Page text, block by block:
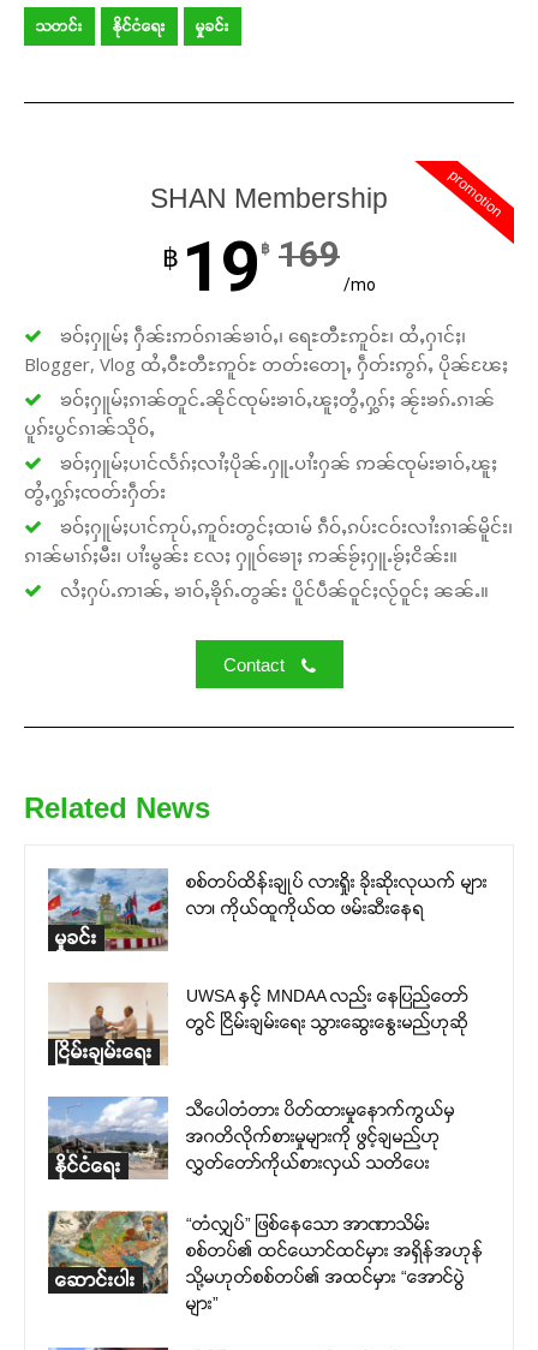
သတင်း နိုင်ငံရေး မှုခင်း
promotion
SHAN Membership
฿ 19 ฿ 169
/mo
ၶဝ်ႈႁူမ်ႈ ႁဵၼ်းဢဝ်ၵၢၼ်ၶၢဝ်ႇ၊ ရေႊတီႊဢူဝ်ႊ၊ ထႆႇႁၢင်ႈ၊
Blogger, Vlog ထႆႇဝီႊတီႊဢူဝ်ႊ တတ်းတေႃႇ ႁဵတ်းဢွၵ်ႇ ပိုၼ်ၽႄႈ
ၶဝ်ႈႁူမ်ႈၵၢၼ်တူင်ႉၼိုင်ၸုမ်းၶၢဝ်ႇၽူႈတွႆႇႁွၵ်ႈ ၼႂ်းၶၵ်ႉၵၢၼ်
ပူၵ်းပွင်ၵၢၼ်သိုဝ်ႇ
ၶဝ်ႈႁူမ်ႈပၢင်လႅၵ်ႈလၢႆႈပိုၼ်ႉႁူႉပၢႆးႁၼ် ဢၼ်ၸုမ်းၶၢဝ်ႇၽူႈ
တွႆႇႁွၵ်ႈၸတ်းႁဵတ်း
ၶဝ်ႈႁူမ်ႈပၢင်ဢုပ်ႇဢူဝ်းတွင်ႈထၢမ် ၵဵဝ်ႇၵပ်းငဝ်းလၢႆးၵၢၼ်မိူင်း၊
ၵၢၼ်မၢၵ်ႈမီး၊ ပၢႆးမွၼ်း လႄႈ ႁူဝ်ၶေႃႈ ဢၼ်ၶႂ်ႈႁူႉၶႂ်ႈငိၼ်း။
လႆႈႁပ်ႉဢၢၼ်ႇ ၶၢဝ်ႇၶိုၵ်ႉတွၼ်း ပိူင်ပဵၼ်ဝူင်ႈလႂ်ဝူင်ႈ ၼၼ်ႉ။
Contact
Related News
မှုခင်း
စစ်တပ်ထိန်းချုပ် လားရှိုး ခိုးဆိုးလုယက် များ
လာ၊ ကိုယ်ထူကိုယ်ထ ဖမ်းဆီးနေရ
ငြိမ်းချမ်းရေး
UWSA နှင့် MNDAA လည်း နေပြည်တော်
တွင် ငြိမ်းချမ်းရေး သွားဆွေးနွေးမည်ဟုဆို
နိုင်ငံရေး
သီပေါတံတား ပိတ်ထားမှုနောက်ကွယ်မှ
အဂတိလိုက်စားမှုများကို ဖွင့်ချမည်ဟု
လွှတ်တော်ကိုယ်စားလှယ် သတိပေး
ဆောင်းပါး
“တံလျှပ်” ဖြစ်နေသော အာဏာသိမ်း
စစ်တပ်၏ ထင်ယောင်ထင်မှား အရှိန်အဟုန်
သို့မဟုတ်စစ်တပ်၏ အထင်မှား “အောင်ပွဲ
များ”